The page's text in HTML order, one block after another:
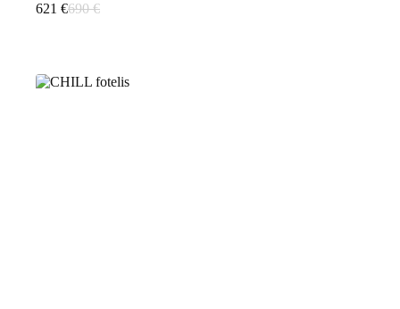
690€
Original
621 €Current